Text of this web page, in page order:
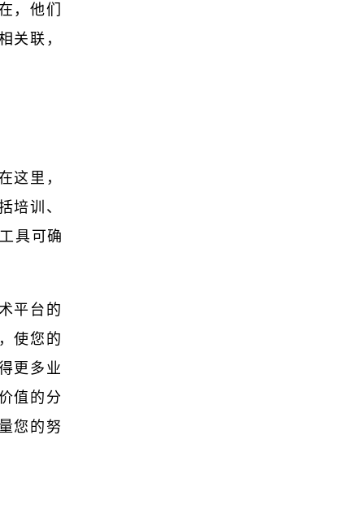
，他们
关联，
这里，
培训、
具可确
平台的
使您的
更多业
值的分
您的努